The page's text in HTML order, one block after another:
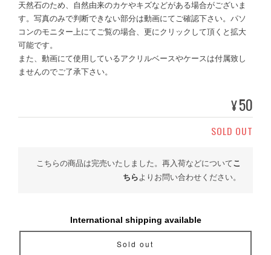
天然石のため、自然由来のカケやキズなどがある場合がございま
す。写真のみで判断できない部分は動画にてご確認下さい。パソ
コンのモニター上にてご覧の場合、更にクリックして頂くと拡大
可能です。
また、動画にて使用しているアクリルベースやケースは付属致し
ませんのでご了承下さい。
¥50
SOLD OUT
こちらの商品は完売いたしました。再入荷などについてこ
ちらよりお問い合わせください。
International shipping available
Sold out